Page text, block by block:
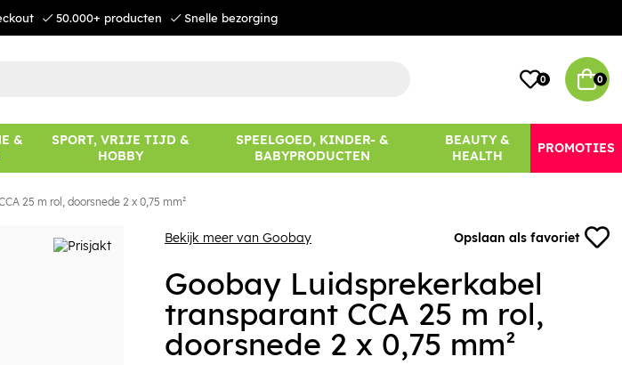
50.000+ producten Snelle bezorging
0 0
&
SPORT, VRIJE TIJD &
HOBBY
SPEELGOED, KINDER- &
BABYPRODUCTEN
BEAUTY &
HEALTH
PROMOTIES
25 m rol, doorsnede 2 x 0,75 mm²
Bekijk meer van Goobay Opslaan als favoriet
Goobay Luidsprekerkabel
transparant CCA 25 m rol,
doorsnede 2 x 0,75 mm²